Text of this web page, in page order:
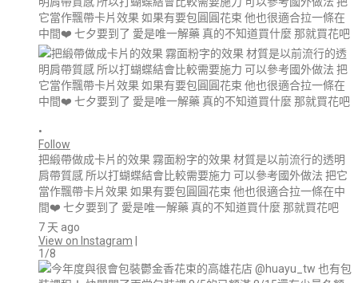
•
Follow
把緞帶做成卡片的效果 霧面粉字的效果 材質是以前流行的透明
肩帶質感 所以打蝴蝶結會比較需要施力 可以參考國外做法 把它
當作飄帶卡片效果 如果有要包圓圓花束 他也很適合拉一條在中
間❤️ 七夕要到了 愛是唯一解藥 真的不知道買什麼 那就買花吧
7 天 ago
View on Instagram
1/8